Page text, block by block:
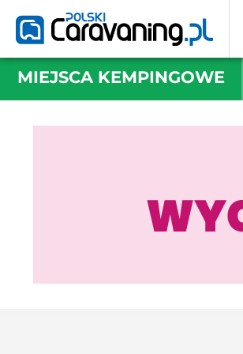
MIEJSCA KEMPINGOWE